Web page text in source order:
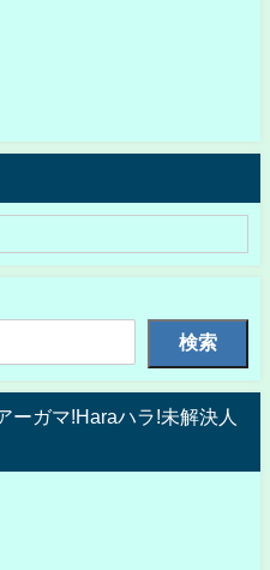
検索
ーガマ!Haraハラ!未解決人